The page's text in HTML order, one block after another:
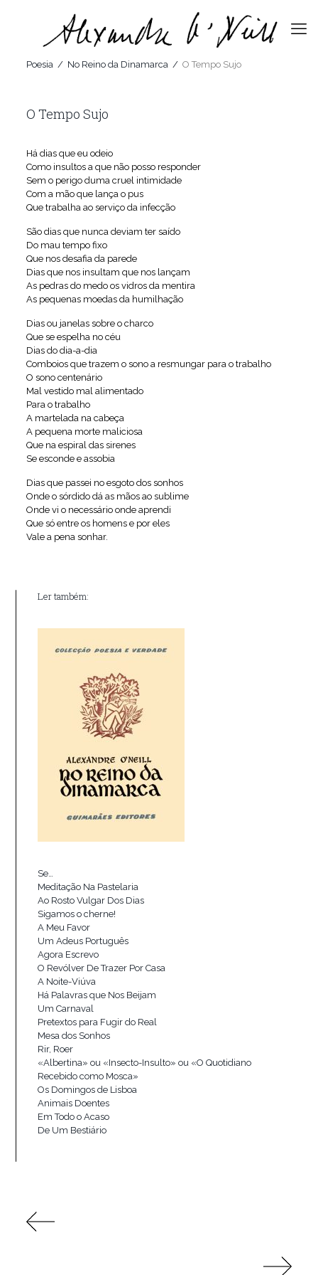
Poesia/ No Reino da Dinamarca/ O Tempo Sujo
O Tempo Sujo
Há dias que eu odeio
Como insultos a que não posso responder
Sem o perigo duma cruel intimidade
Com a mão que lança o pus
Que trabalha ao serviço da infecção
São dias que nunca deviam ter saído
Do mau tempo fixo
Que nos desafia da parede
Dias que nos insultam que nos lançam
As pedras do medo os vidros da mentira
As pequenas moedas da humilhação
Dias ou janelas sobre o charco
Que se espelha no céu
Dias do dia-a-dia
Comboios que trazem o sono a resmungar para o trabalho
O sono centenário
Mal vestido mal alimentado
Para o trabalho
A martelada na cabeça
A pequena morte maliciosa
Que na espiral das sirenes
Se esconde e assobia
Dias que passei no esgoto dos sonhos
Onde o sórdido dá as mãos ao sublime
Onde vi o necessário onde aprendi
Que só entre os homens e por eles
Vale a pena sonhar.
Ler também:
Se…
Meditação Na Pastelaria
Ao Rosto Vulgar Dos Dias
Sigamos o cherne!
A Meu Favor
Um Adeus Português
Agora Escrevo
O Revólver De Trazer Por Casa
A Noite-Viúva
Há Palavras que Nos Beijam
Um Carnaval
Pretextos para Fugir do Real
Mesa dos Sonhos
Rir, Roer
«Albertina» ou «Insecto-Insulto» ou «O Quotidiano
Recebido como Mosca»
Os Domingos de Lisboa
Animais Doentes
Em Todo o Acaso
De Um Bestiário